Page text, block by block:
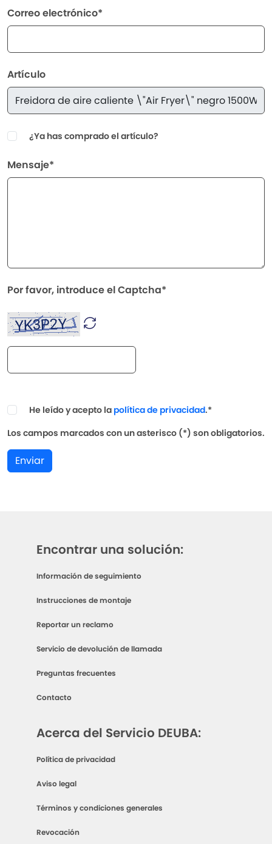
Correo electrónico*
Artículo
¿Ya has comprado el artículo?
Mensaje*
Por favor, introduce el Captcha*
He leído y acepto la política de privacidad.*
Los campos marcados con un asterisco (*) son obligatorios.
Enviar
Encontrar una solución:
Información de seguimiento
Instrucciones de montaje
Reportar un reclamo
Servicio de devolución de llamada
Preguntas frecuentes
Contacto
Acerca del Servicio DEUBA:
Política de privacidad
Aviso legal
Términos y condiciones generales
Revocación